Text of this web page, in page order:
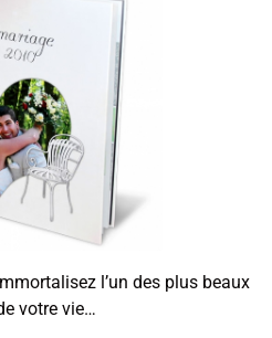
l’un des plus beaux
votre vie…